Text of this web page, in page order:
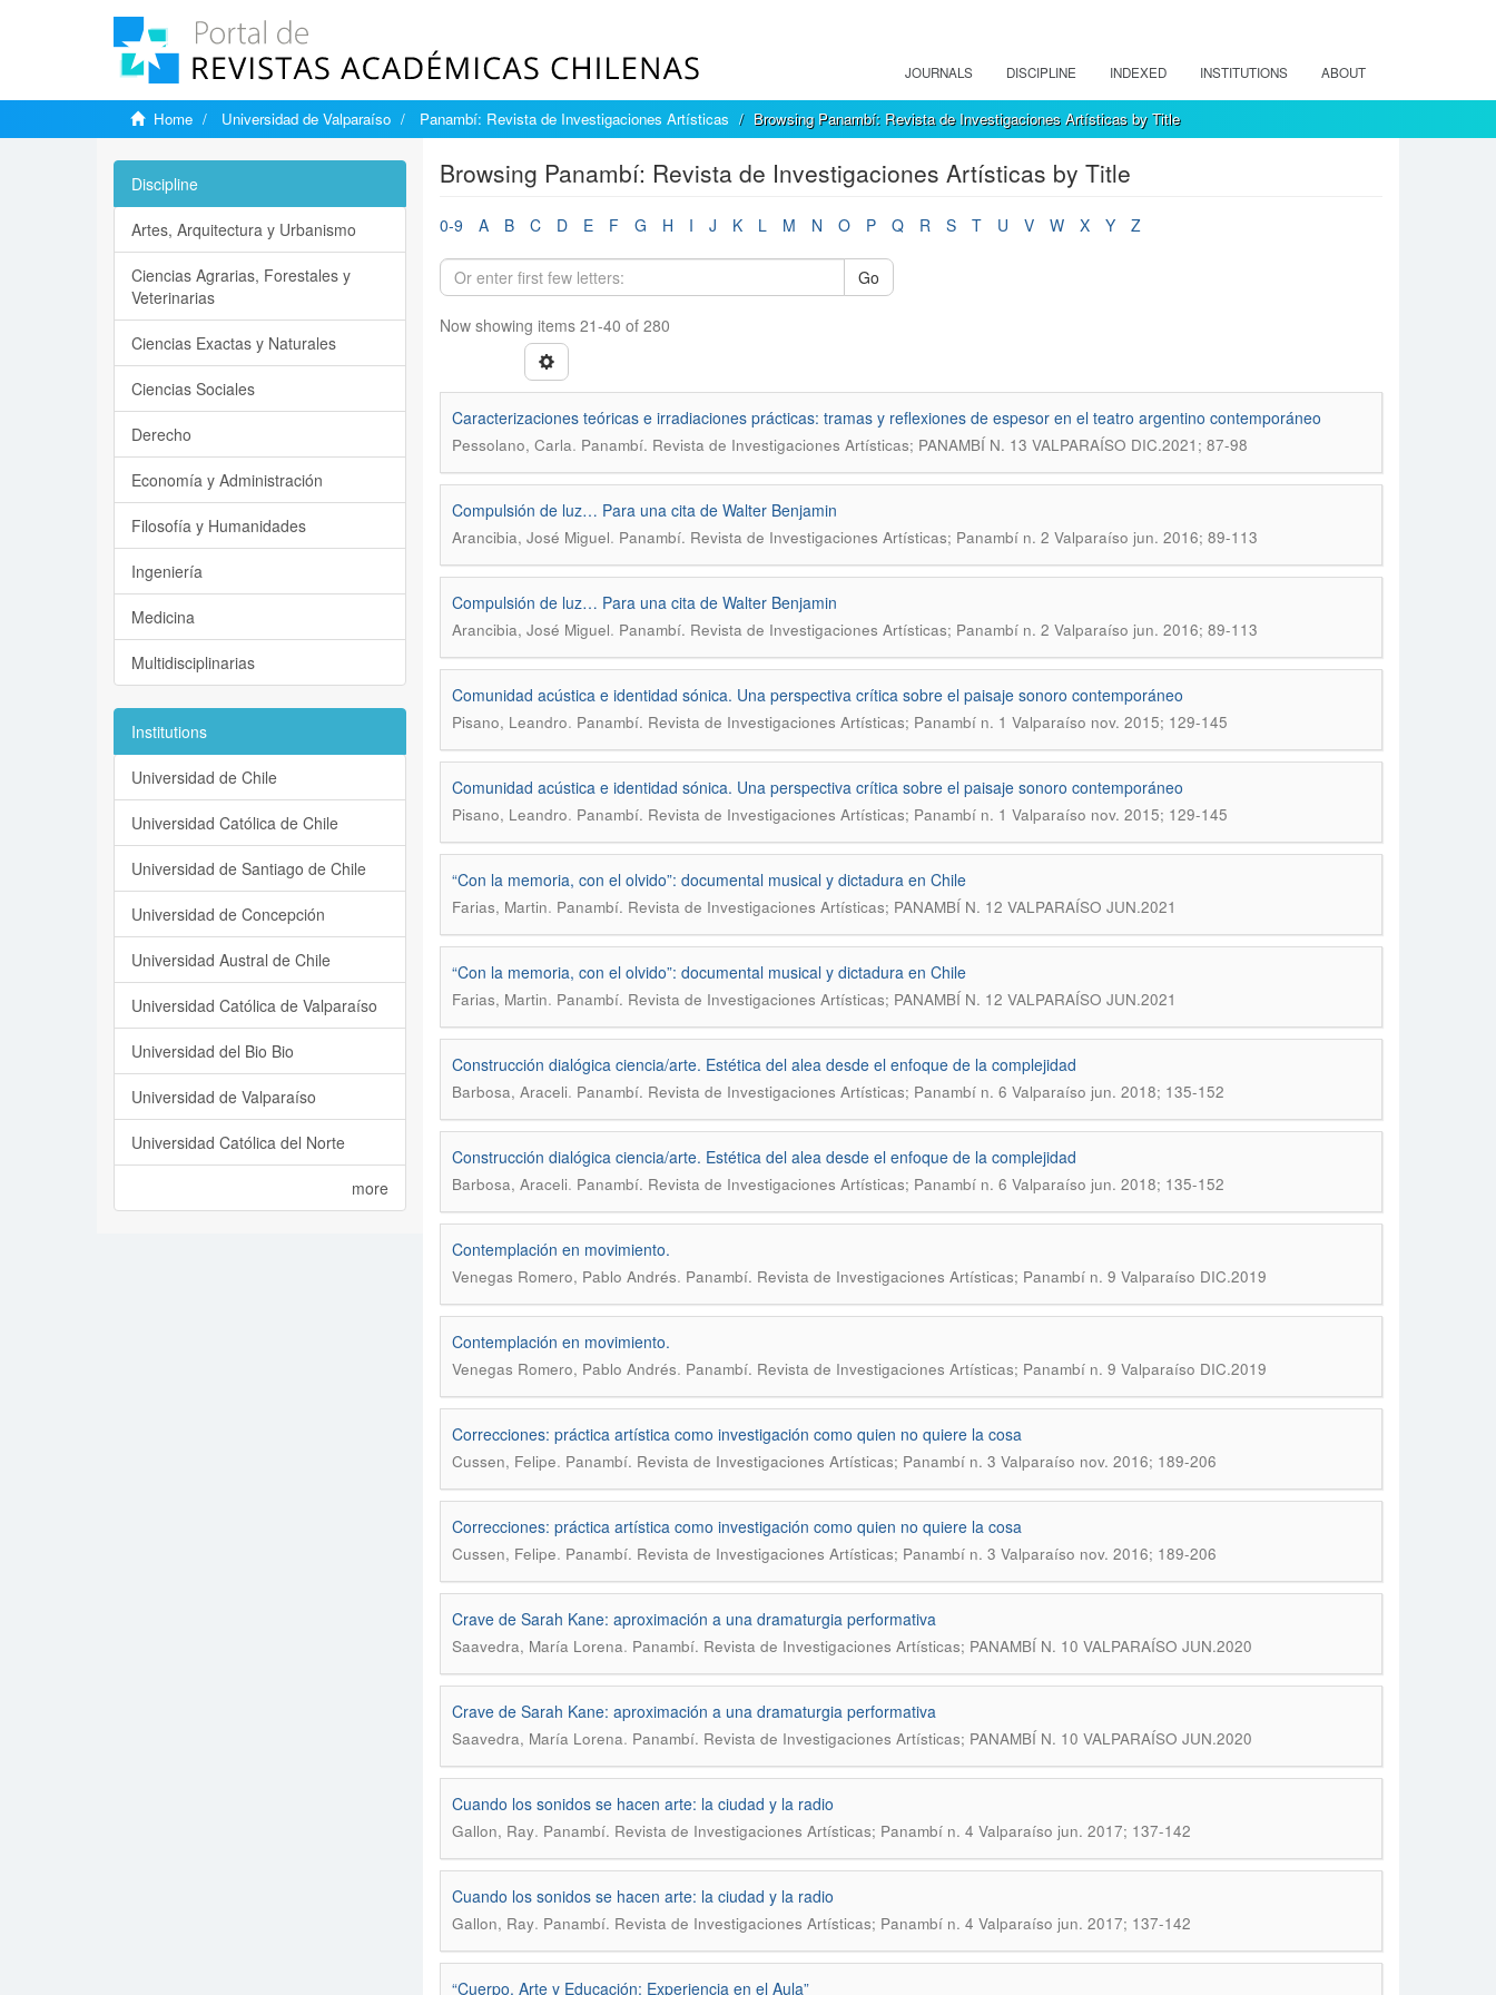
JOURNALS DISCIPLINE INDEXED INSTITUTIONS ABOUT
Home Universidad de Valparaíso Panambí: Revista de Investigaciones Artísticas Browsing Panambí: Revista de Investigaciones Artísticas by Title
Browsing Panambí: Revista de Investigaciones Artísticas by Title
0-9 A B C D E F G H I J K L M N O P Q R S T U V W X Y Z
Go
Now showing items 21-40 of 280
Caracterizaciones teóricas e irradiaciones prácticas: tramas y reflexiones de espesor en el teatro argentino contemporáneo
Pessolano, Carla. Panambí. Revista de Investigaciones Artísticas; PANAMBÍ N. 13 VALPARAÍSO DIC.2021; 87-98
Compulsión de luz… Para una cita de Walter Benjamin
Arancibia, José Miguel. Panambí. Revista de Investigaciones Artísticas; Panambí n. 2 Valparaíso jun. 2016; 89-113
Compulsión de luz… Para una cita de Walter Benjamin
Arancibia, José Miguel. Panambí. Revista de Investigaciones Artísticas; Panambí n. 2 Valparaíso jun. 2016; 89-113
Comunidad acústica e identidad sónica. Una perspectiva crítica sobre el paisaje sonoro contemporáneo
Pisano, Leandro. Panambí. Revista de Investigaciones Artísticas; Panambí n. 1 Valparaíso nov. 2015; 129-145
Comunidad acústica e identidad sónica. Una perspectiva crítica sobre el paisaje sonoro contemporáneo
Pisano, Leandro. Panambí. Revista de Investigaciones Artísticas; Panambí n. 1 Valparaíso nov. 2015; 129-145
“Con la memoria, con el olvido”: documental musical y dictadura en Chile
Farias, Martin. Panambí. Revista de Investigaciones Artísticas; PANAMBÍ N. 12 VALPARAÍSO JUN.2021
“Con la memoria, con el olvido”: documental musical y dictadura en Chile
Farias, Martin. Panambí. Revista de Investigaciones Artísticas; PANAMBÍ N. 12 VALPARAÍSO JUN.2021
Construcción dialógica ciencia/arte. Estética del alea desde el enfoque de la complejidad
Barbosa, Araceli. Panambí. Revista de Investigaciones Artísticas; Panambí n. 6 Valparaíso jun. 2018; 135-152
Construcción dialógica ciencia/arte. Estética del alea desde el enfoque de la complejidad
Barbosa, Araceli. Panambí. Revista de Investigaciones Artísticas; Panambí n. 6 Valparaíso jun. 2018; 135-152
Contemplación en movimiento.
Venegas Romero, Pablo Andrés. Panambí. Revista de Investigaciones Artísticas; Panambí n. 9 Valparaíso DIC.2019
Contemplación en movimiento.
Venegas Romero, Pablo Andrés. Panambí. Revista de Investigaciones Artísticas; Panambí n. 9 Valparaíso DIC.2019
Correcciones: práctica artística como investigación como quien no quiere la cosa
Cussen, Felipe. Panambí. Revista de Investigaciones Artísticas; Panambí n. 3 Valparaíso nov. 2016; 189-206
Correcciones: práctica artística como investigación como quien no quiere la cosa
Cussen, Felipe. Panambí. Revista de Investigaciones Artísticas; Panambí n. 3 Valparaíso nov. 2016; 189-206
Crave de Sarah Kane: aproximación a una dramaturgia performativa
Saavedra, María Lorena. Panambí. Revista de Investigaciones Artísticas; PANAMBÍ N. 10 VALPARAÍSO JUN.2020
Crave de Sarah Kane: aproximación a una dramaturgia performativa
Saavedra, María Lorena. Panambí. Revista de Investigaciones Artísticas; PANAMBÍ N. 10 VALPARAÍSO JUN.2020
Cuando los sonidos se hacen arte: la ciudad y la radio
Gallon, Ray. Panambí. Revista de Investigaciones Artísticas; Panambí n. 4 Valparaíso jun. 2017; 137-142
Cuando los sonidos se hacen arte: la ciudad y la radio
Gallon, Ray. Panambí. Revista de Investigaciones Artísticas; Panambí n. 4 Valparaíso jun. 2017; 137-142
“Cuerpo, Arte y Educación: Experiencia en el Aula”
Discipline
Artes, Arquitectura y Urbanismo
Ciencias Agrarias, Forestales y
Veterinarias
Ciencias Exactas y Naturales
Ciencias Sociales
Derecho
Economía y Administración
Filosofía y Humanidades
Ingeniería
Medicina
Multidisciplinarias
Institutions
Universidad de Chile
Universidad Católica de Chile
Universidad de Santiago de Chile
Universidad de Concepción
Universidad Austral de Chile
Universidad Católica de Valparaíso
Universidad del Bio Bio
Universidad de Valparaíso
Universidad Católica del Norte
more